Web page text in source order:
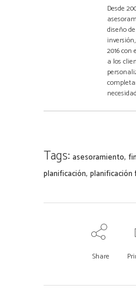
Desde
diseño
2016 con
a los
Tags: asesoramiento,
planificación, planificación
Share